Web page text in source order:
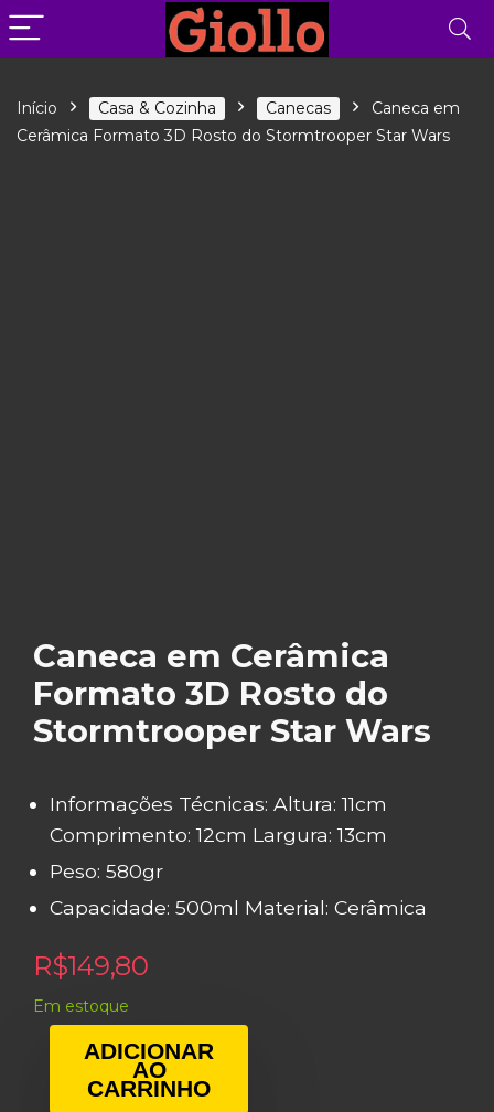
Início Casa & Cozinha Canecas
Caneca em
Cerâmica Formato 3D Rosto do Stormtrooper Star Wars
Caneca em Cerâmica
Formato 3D Rosto do
Stormtrooper Star Wars
Informações Técnicas: Altura: 11cm
Comprimento: 12cm Largura: 13cm
Peso: 580gr
Capacidade: 500ml Material: Cerâmica
R$149,80
Em estoque
ADICIONAR
AO
CARRINHO